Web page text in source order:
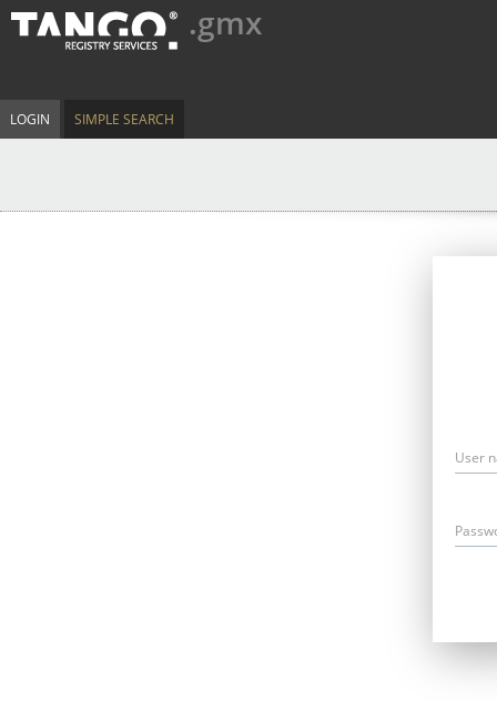
.gmx
LOGIN SIMPLE SEARCH
User